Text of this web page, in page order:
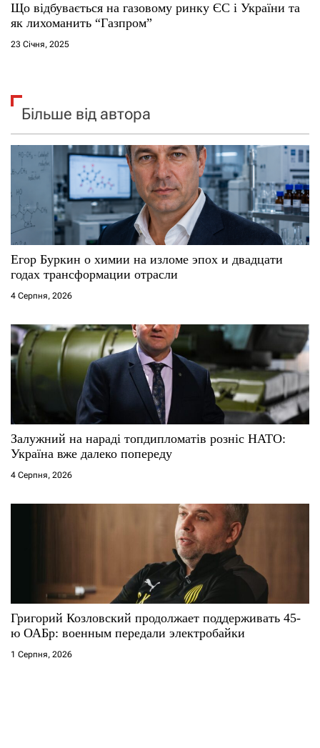
Що відбувається на газовому ринку ЄС і України та
як лихоманить “Газпром”
23 Січня, 2025
Більше від автора
Егор Буркин о химии на изломе эпох и двадцати
годах трансформации отрасли
4 Серпня, 2026
Залужний на нараді топдипломатів розніс НАТО:
Україна вже далеко попереду
4 Серпня, 2026
Григорий Козловский продолжает поддерживать 45-
ю ОАБр: военным передали электробайки
1 Серпня, 2026